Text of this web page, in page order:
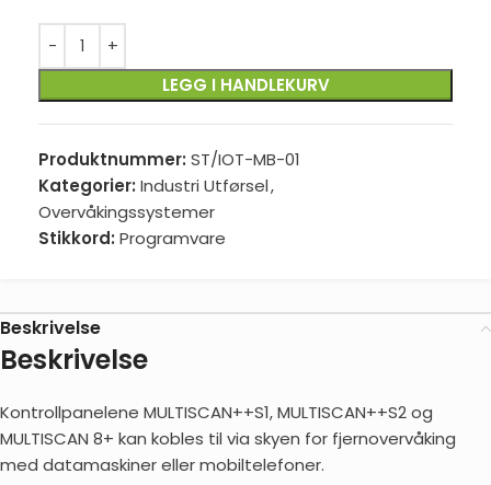
LEGG I HANDLEKURV
Produktnummer: ST/IOT-MB-01
Kategorier: Industri Utførsel,
Overvåkingssystemer
Stikkord: Programvare
Beskrivelse
Beskrivelse
Kontrollpanelene MULTISCAN++S1, MULTISCAN++S2 og
MULTISCAN 8+ kan kobles til via skyen for fjernovervåking
med datamaskiner eller mobiltelefoner.